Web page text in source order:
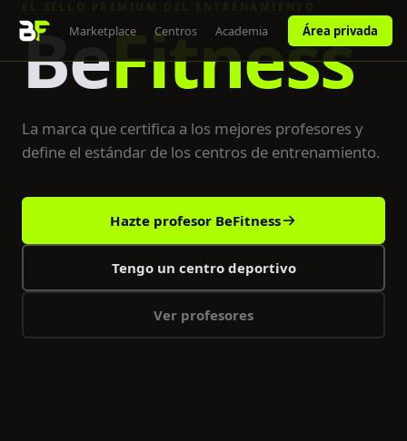
Marketplace Centros Academia Área privada
BeFitness
La marca que certifica a los mejores profesores y
define el estándar de los centros de entrenamiento.
Hazte profesor BeFitness
Tengo un centro deportivo
Ver profesores